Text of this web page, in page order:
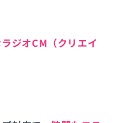
ジオCM（クリエイ